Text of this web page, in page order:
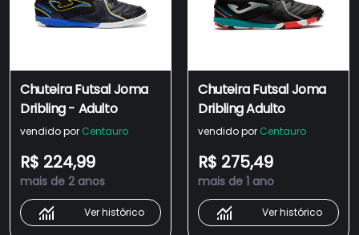
Chuteira Futsal Joma
Dribling - Adulto
vendido por Centauro
R$ 224,99
mais de 2 anos
Ver histórico
Chuteira Futsal Joma
Dribling Adulto
vendido por Centauro
R$ 275,49
mais de 1 ano
Ver histórico